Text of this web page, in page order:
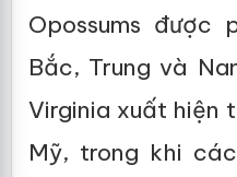
Opossums
Bắc, Trung và
Virginia xuất hiện
Mỹ, trong khi